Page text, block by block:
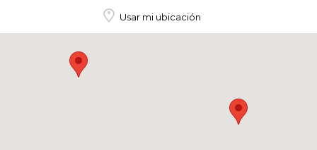
Usar mi ubicación